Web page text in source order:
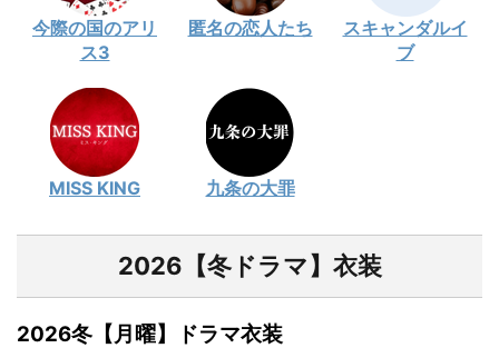
今際の国のアリ
ス3
匿名の恋人たち
スキャンダルイ
ブ
MISS KING 九条の大罪
2026【冬ドラマ】衣装
2026冬【月曜】ドラマ衣装